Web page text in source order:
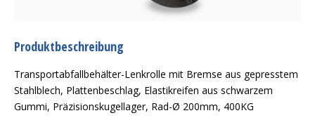
Produktbeschreibung
Transportabfallbehälter-Lenkrolle mit Bremse aus gepresstem
Stahlblech, Plattenbeschlag, Elastikreifen aus schwarzem
Gummi, Präzisionskugellager, Rad-Ø 200mm, 400KG